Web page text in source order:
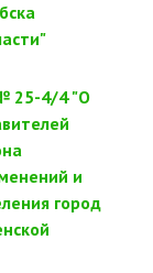
25-4/4 "О
и
город